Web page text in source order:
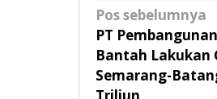
Navigasi
pos
Pos sebelumnya
PT
Bantah Lakukan
Semarang-
Triliun